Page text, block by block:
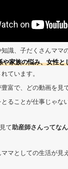
識、子だくさんママ
や家族の悩み、女性と
ています。
富で、どの動画を見
ることが仕事じゃな
て 助産師さんってな
マとしての生活が見